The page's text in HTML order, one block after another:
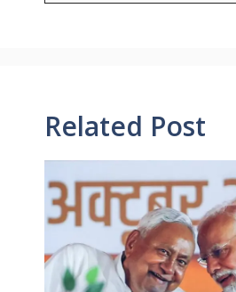
Related Post